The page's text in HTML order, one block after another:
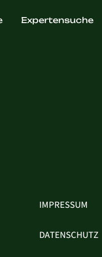
Expertensuche
IMPRESSUM
DATENSCHUTZ